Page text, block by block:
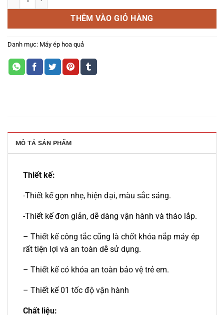
THÊM VÀO GIỎ HÀNG
Danh mục: Máy ép hoa quả
MÔ TẢ SẢN PHẨM
Thiết kế:
-Thiết kế gọn nhẹ, hiện đại, màu sắc sáng.
-Thiết kế đơn giản, dễ dàng vận hành và tháo lắp.
– Thiết kế công tắc cũng là chốt khóa nắp máy ép
rất tiện lợi và an toàn dễ sử dụng.
– Thiết kế có khóa an toàn bảo vệ trẻ em.
– Thiết kế 01 tốc độ vận hành
Chất liệu: